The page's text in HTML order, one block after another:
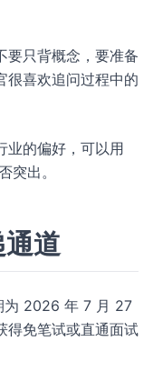
要只背概念，要准备
很喜欢追问过程中的
业的偏好，可以用
突出。
道
为 2026 年 7 月 27
得免笔试或直通面试